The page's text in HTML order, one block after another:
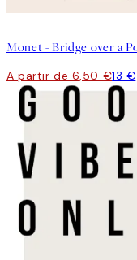
A partir de 6,50 €13 €